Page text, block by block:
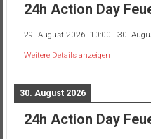
24h Action Day
29. August 2026 10:00 - 30.
Weitere Details anzeigen
30. August 2026
24h Action Day